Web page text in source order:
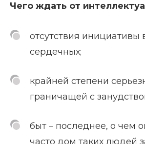
Чего ждать от
отсутствия инициативы
сердечных;
крайней степени
граничащей с
быт – последнее, о чем
часто дом таких людей